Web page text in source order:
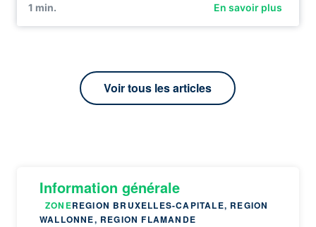
1 min. En savoir plus
Voir tous les articles
Information générale
ZONEREGION BRUXELLES-CAPITALE, REGION
WALLONNE, REGION FLAMANDE